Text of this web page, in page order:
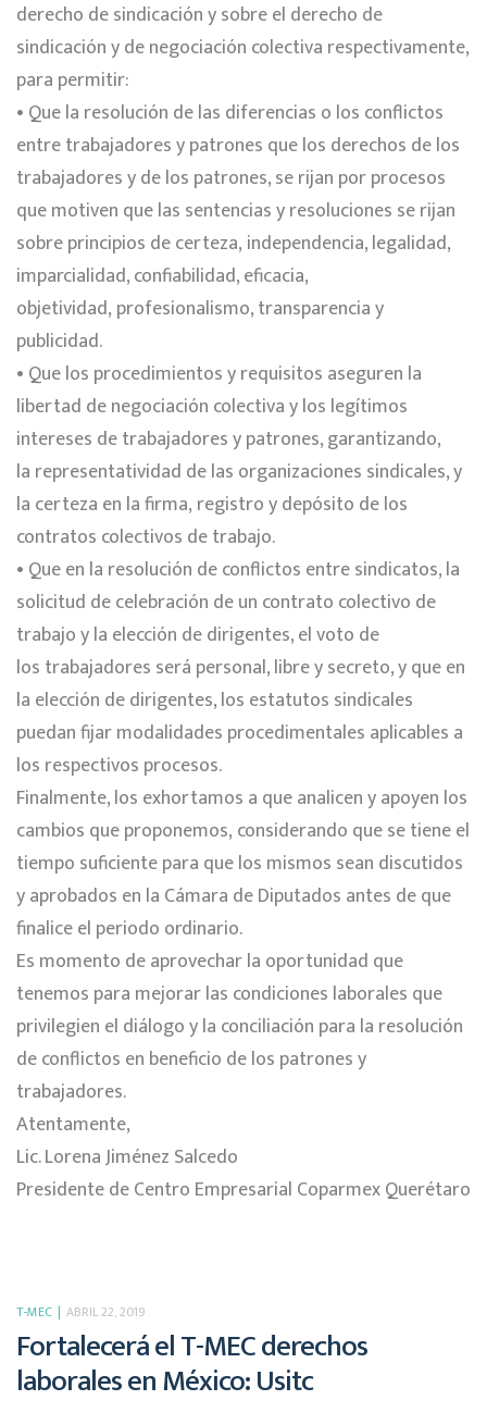
derecho de sindicación y sobre el derecho de
sindicación y de negociación colectiva respectivamente,
para permitir:
• Que la resolución de las diferencias o los conflictos
entre trabajadores y patrones que los derechos de los
trabajadores y de los patrones, se rijan por procesos
que motiven que las sentencias y resoluciones se rijan
sobre principios de certeza, independencia, legalidad,
imparcialidad, confiabilidad, eficacia,
objetividad, profesionalismo, transparencia y
publicidad.
• Que los procedimientos y requisitos aseguren la
libertad de negociación colectiva y los legítimos
intereses de trabajadores y patrones, garantizando,
la representatividad de las organizaciones sindicales, y
la certeza en la firma, registro y depósito de los
contratos colectivos de trabajo.
• Que en la resolución de conflictos entre sindicatos, la
solicitud de celebración de un contrato colectivo de
trabajo y la elección de dirigentes, el voto de
los trabajadores será personal, libre y secreto, y que en
la elección de dirigentes, los estatutos sindicales
puedan fijar modalidades procedimentales aplicables a
los respectivos procesos.
Finalmente, los exhortamos a que analicen y apoyen los
cambios que proponemos, considerando que se tiene el
tiempo suficiente para que los mismos sean discutidos
y aprobados en la Cámara de Diputados antes de que
finalice el periodo ordinario.
Es momento de aprovechar la oportunidad que
tenemos para mejorar las condiciones laborales que
privilegien el diálogo y la conciliación para la resolución
de conflictos en beneficio de los patrones y
trabajadores.
Atentamente,
Lic. Lorena Jiménez Salcedo
Presidente de Centro Empresarial Coparmex Querétaro
T-MEC ABRIL 22, 2019
Fortalecerá el T-MEC derechos
laborales en México: Usitc